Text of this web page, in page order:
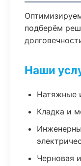
подберём
Наши
Натяжные
Кладка и
Черновая